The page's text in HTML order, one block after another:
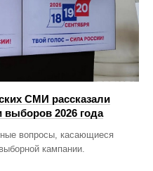
СМИ рассказали
выборов 2026 года
вопросы, касающиеся
кампании.